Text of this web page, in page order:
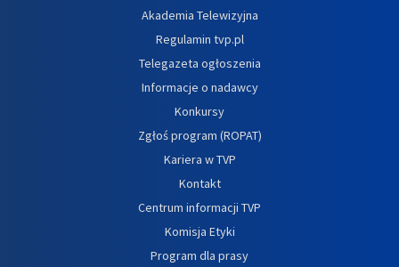
Akademia Telewizyjna
Regulamin tvp.pl
Telegazeta ogłoszenia
Informacje o nadawcy
Konkursy
Zgłoś program (ROPAT)
Kariera w TVP
Kontakt
Centrum informacji TVP
Komisja Etyki
Program dla prasy